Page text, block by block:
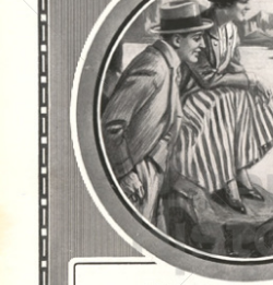
SOUTHERN PACIFIC